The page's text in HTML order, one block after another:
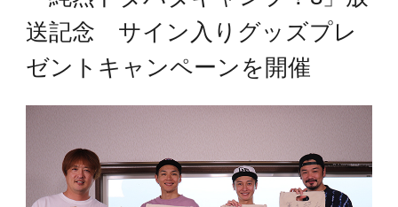
送記念 サイン入りグッズプレ
ゼントキャンペーンを開催